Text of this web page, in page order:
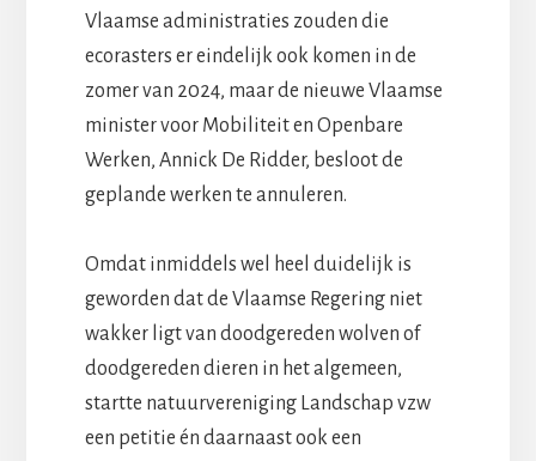
Vlaamse administraties zouden die
ecorasters er eindelijk ook komen in de
zomer van 2024, maar de nieuwe Vlaamse
minister voor Mobiliteit en Openbare
Werken, Annick De Ridder, besloot de
geplande werken te annuleren.
Omdat inmiddels wel heel duidelijk is
geworden dat de Vlaamse Regering niet
wakker ligt van doodgereden wolven of
doodgereden dieren in het algemeen,
startte natuurvereniging Landschap vzw
een petitie én daarnaast ook een